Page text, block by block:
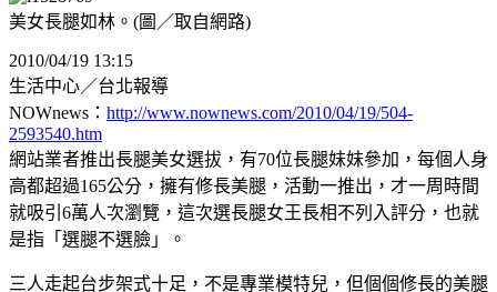
美女長腿如林。(圖／取自網路)
2010/04/19 13:15
生活中心／台北報導
NOWnews： http://www.nownews.com/2010/04/19/504-
2593540.htm
網站業者推出長腿美女選拔，有70位長腿妹妹參加，每個人身
高都超過165公分，擁有修長美腿，活動一推出，才一周時間
就吸引6萬人次瀏覽，這次選長腿女王長相不列入評分，也就
是指「選腿不選臉」。
三人走起台步架式十足，不是專業模特兒，但個個修長的美腿